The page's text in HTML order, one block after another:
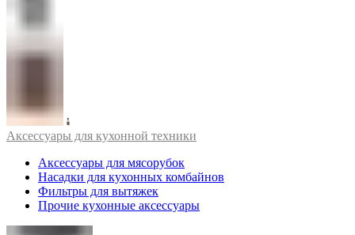
Аксессуары для кухонной техники
Аксессуары для мясорубок
Насадки для кухонных комбайнов
Фильтры для вытяжек
Прочие кухонные аксессуары